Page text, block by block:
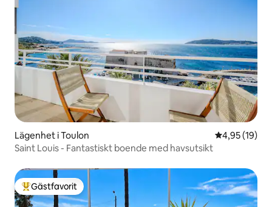
Lägenhet i Toulon 4,95 av 5 i
4,95 (19)
Saint Louis - Fantastiskt boende med havsutsikt
Populär gästfavorit
Gästfavorit